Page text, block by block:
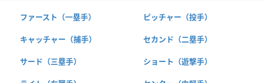
ファースト（一塁手） ピッチャー（投手）
キャッチャー（捕手） セカンド（二塁手）
サード（三塁手） ショート（遊撃手）